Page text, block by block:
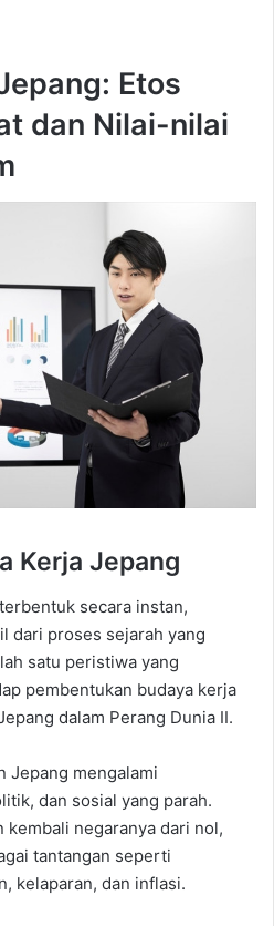
Etos
dan Nilai-nilai
Kerja Jepang
secara instan,
dari proses sejarah yang
satu peristiwa yang
pembentukan budaya kerja
dalam Perang Dunia II.
Jepang mengalami
dan sosial yang parah.
kembali negaranya dari nol,
tantangan seperti
kelaparan, dan inflasi.